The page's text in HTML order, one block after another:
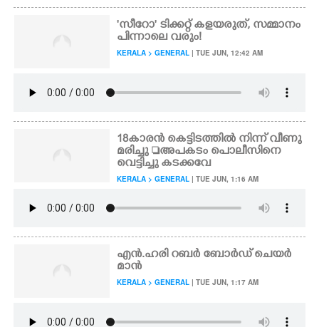
'സീറോ' ടിക്കറ്റ് കളയരുത്, സമ്മാനം
പിന്നാലെ വരും!
KERALA > GENERAL | TUE JUN, 12:42 AM
18കാരൻ കെട്ടിടത്തിൽ നിന്ന് വീണു
മരിച്ചു അപകടം പൊലീസിനെ
വെട്ടിച്ചു കടക്കവേ
KERALA > GENERAL | TUE JUN, 1:16 AM
എൻ.ഹരി റബർ ബോർഡ് ചെയർ
മാൻ
KERALA > GENERAL | TUE JUN, 1:17 AM